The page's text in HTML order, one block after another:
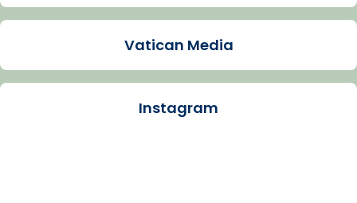
Imatge: Generada amb IA (OpenAI)
Arquebisbat de Barcelona
Vatican Media
Instagram